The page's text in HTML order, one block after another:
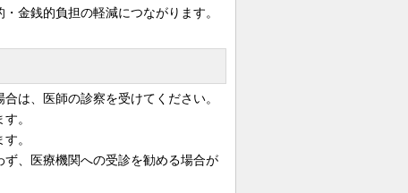
金銭的負担の軽減につながります。
は、医師の診察を受けてください。
。
。
、医療機関への受診を勧める場合が